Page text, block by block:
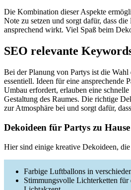
Die Kombination dieser Aspekte
Note zu setzen und sorgt dafür, dass
ansprechend wirkt. Viel Spaß beim
SEO relevante
Bei der Planung von Partys ist die Wahl
essentiell. Ideen für eine ansprechende
Umbau erfordert, erlauben eine
Gestaltung des Raumes. Die richtige
zur Atmosphäre bei und sorgt dafür,
Dekoideen für Partys zu Hause
Hier sind einige kreative Dekoideen,
Farbige Luftballons in
Stimmungsvolle Lichterketten für